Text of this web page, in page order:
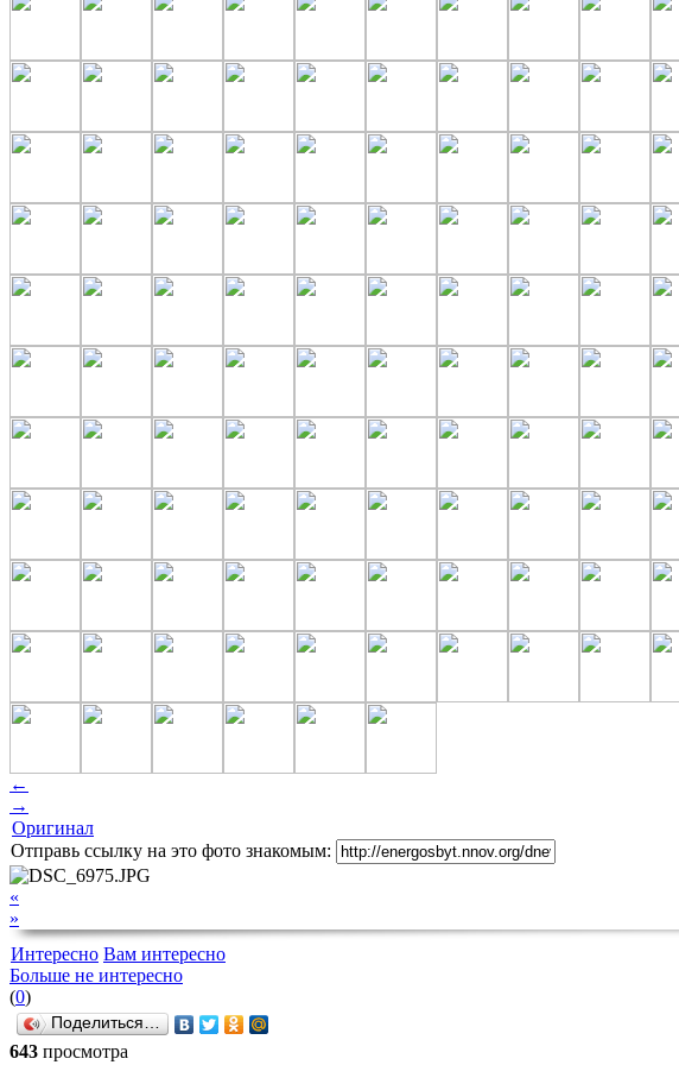
←
→
Оригинал
Отправь ссылку на это фото знакомым:
«
»
Интересно Вам интересно
Больше не интересно
(0)
Поделиться…
643 просмотра